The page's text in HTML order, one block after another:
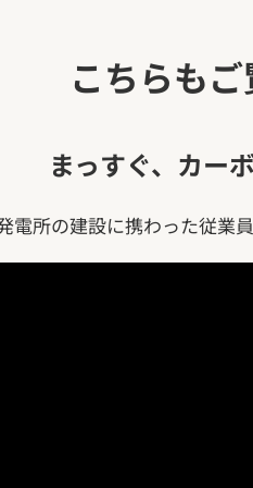
こちらも
まっすぐ、 カー
電所の建設に携わった従業